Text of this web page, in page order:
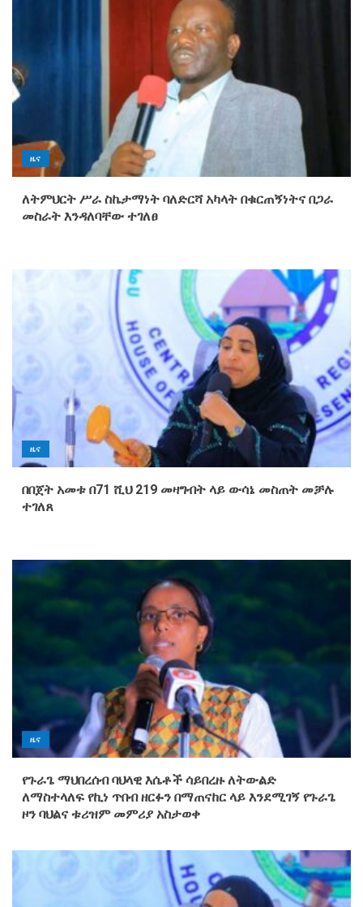
ዜና
ለትምህርት ሥራ ስኬታማነት ባለድርሻ አካላት በቁርጠኝነትና በጋራ
መስራት እንዳለባቸው ተገለፀ
ዜና
በበጀት አመቱ በ71 ሺህ 219 መዛግብት ላይ ውሳኔ መስጠት መቻሉ
ተገለጸ
ዜና
የጉራጌ ማህበረሰብ ባህላዊ እሴቶች ሳይበረዙ ለትውልድ
ለማስተላለፍ የኪነ ጥበብ ዘርፉን በማጠናከር ላይ እንደሚገኝ የጉራጌ
ዞን ባህልና ቱሪዝም መምሪያ አስታወቀ